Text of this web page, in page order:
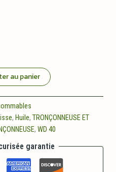
au panier
, Huile, TRONÇONNEUSE ET
, WD 40
garantie